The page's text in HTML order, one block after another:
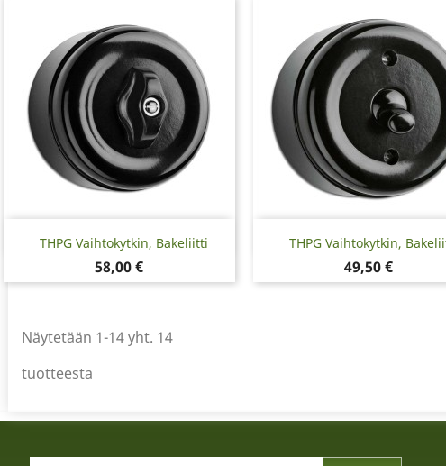
THPG Vaihtokytkin, Bakeliitti
Hinta
58,00 €
Pikakatselu THPG Vaihtokytkin,
Hinta
49,50 €
Pikakatselu
Näytetään 1-14 yht. 14
tuotteesta